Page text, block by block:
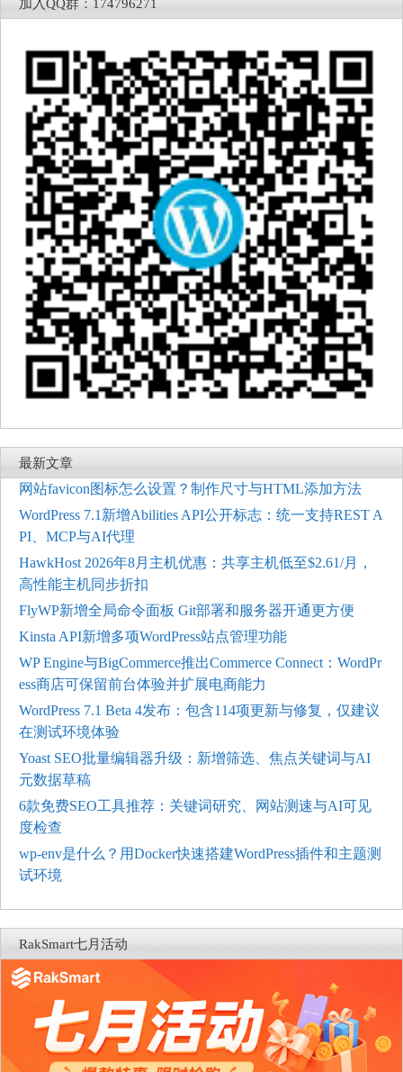
加入QQ群：174796271
最新文章
网站favicon图标怎么设置？制作尺寸与HTML添加方法
WordPress 7.1新增Abilities API公开标志：统一支持REST A
PI、MCP与AI代理
HawkHost 2026年8月主机优惠：共享主机低至$2.61/月，
高性能主机同步折扣
FlyWP新增全局命令面板 Git部署和服务器开通更方便
Kinsta API新增多项WordPress站点管理功能
WP Engine与BigCommerce推出Commerce Connect：WordPr
ess商店可保留前台体验并扩展电商能力
WordPress 7.1 Beta 4发布：包含114项更新与修复，仅建议
在测试环境体验
Yoast SEO批量编辑器升级：新增筛选、焦点关键词与AI
元数据草稿
6款免费SEO工具推荐：关键词研究、网站测速与AI可见
度检查
wp-env是什么？用Docker快速搭建WordPress插件和主题测
试环境
RakSmart七月活动